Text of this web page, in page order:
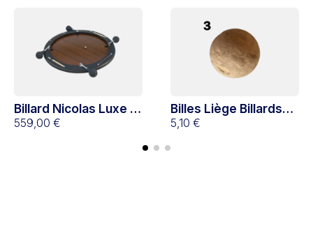
Billard Nicolas Luxe 4
joueurs
559,00 €
Billes Liège Billards
x3
5,10 €